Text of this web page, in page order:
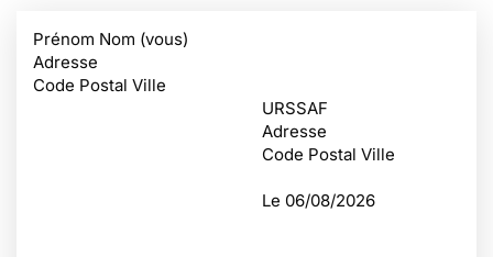
Prénom Nom (vous)
Adresse
Code Postal Ville
URSSAF
Adresse
Code Postal Ville
Le 06/08/2026